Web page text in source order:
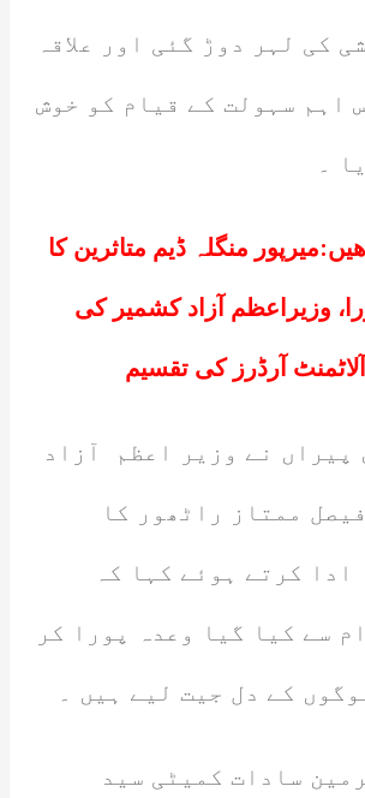
کی لہر دوڑ گئی اور علاقہ
اہم سہولت کے قیام کو خوش
۔
میرپور منگلہ ڈیم متاثرین کا
وزیراعظم آزاد کشمیر کی
آرڈرز کی تقسیم
پیراں نے وزیر اعظم آزاد
ممتاز راٹھور کا
ادا کرتے ہوئے کہا کہ
سے کیا گیا وعدہ پورا کر
کے دل جیت لیے ہیں ۔
سادات کمیٹی سید